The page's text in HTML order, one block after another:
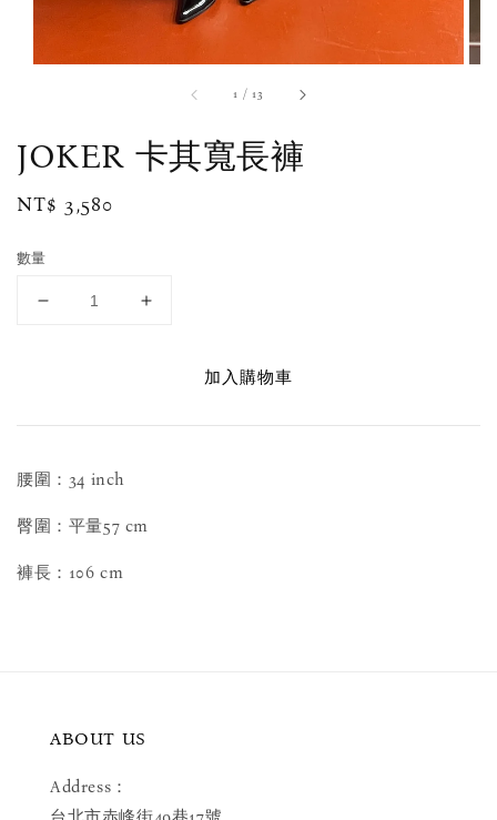
1 / 13
JOKER 卡其寬長褲
Regular
NT$ 3,580
數量
加入購物車
腰圍：34 inch
臀圍：平量57 cm
褲長：106 cm
ABOUT US
Address：